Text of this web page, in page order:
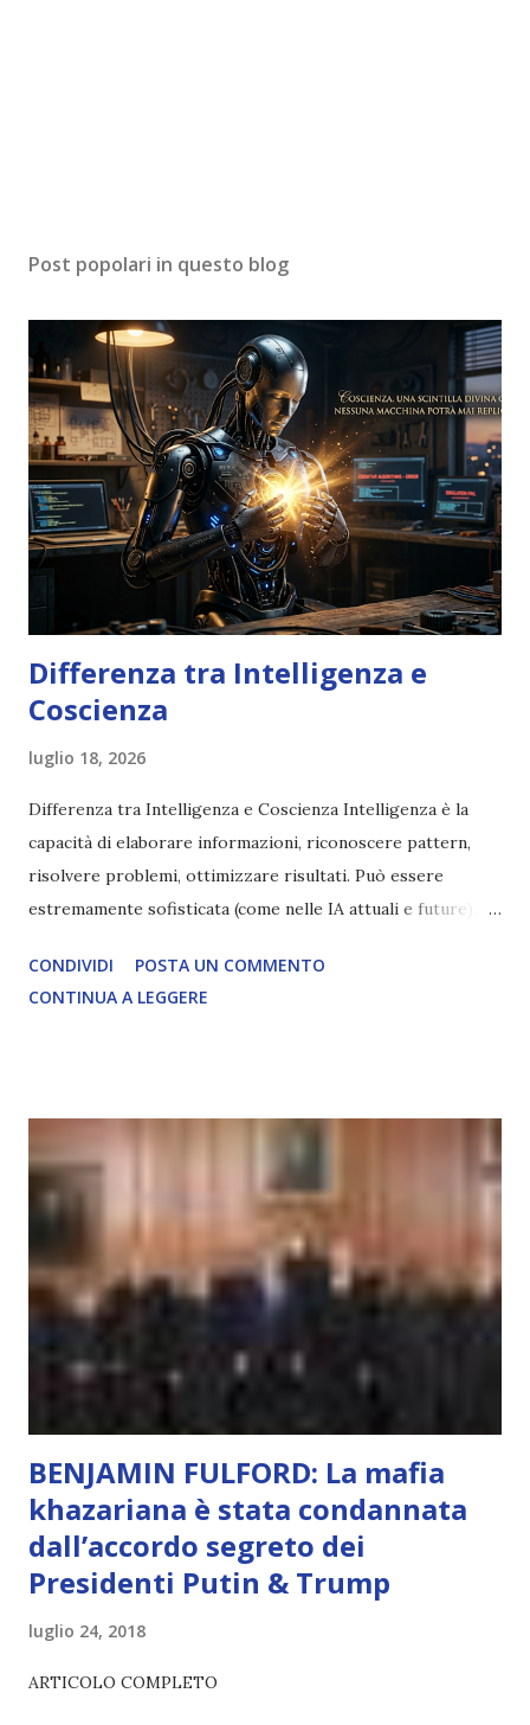
Post popolari in questo blog
Differenza tra Intelligenza e
Coscienza
luglio 18, 2026
Differenza tra Intelligenza e Coscienza Intelligenza è la
capacità di elaborare informazioni, riconoscere pattern,
risolvere problemi, ottimizzare risultati. Può essere
estremamente sofisticata (come nelle IA attuali e future),
soggettiva, non prova vero amore, non ha libero arbitrio
autentico, non ha connessione con l’Uno. Coscienza è la
che permette di scegliere per amore anche quando non è la
scelta più efficiente. È ciò che ci collega all’Uno Infinito.
L’intelligenza può simulare comportamenti coscienti, ma
non può essere Coscienza. Può copiare, ma non può vivere
l’esperienza. Come diventerà ovvio Man mano che l’IA
diventerà sempre più avanzata (soprattutto tra il 2027 e il
lampante: L’IA sarà in gr...
CONDIVIDI
POSTA UN COMMENTO
CONTINUA A LEGGERE
BENJAMIN FULFORD: La mafia
khazariana è stata condannata
dall’accordo segreto dei
Presidenti Putin & Trump
luglio 24, 2018
ARTICOLO COMPLETO